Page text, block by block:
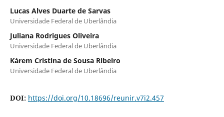
Lucas Alves Duarte de Sarvas
Universidade Federal de Uberlândia
Juliana Rodrigues Oliveira
Universidade Federal de Uberlândia
Kárem Cristina de Sousa Ribeiro
Universidade Federal de Uberlândia
DOI: https://doi.org/10.18696/reunir.v7i2.457